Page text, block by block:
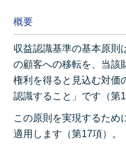
概要
収益認識基準の基本原則
の顧客への移転を、当該
権利を得ると見込む対価
認識すること」です（第
この原則を実現するため
適用します（第17項）。